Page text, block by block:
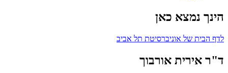
הינך נמצא כאן
לדף הבית של אוניברסיטת תל אביב
ד"ר אירית אורבוך